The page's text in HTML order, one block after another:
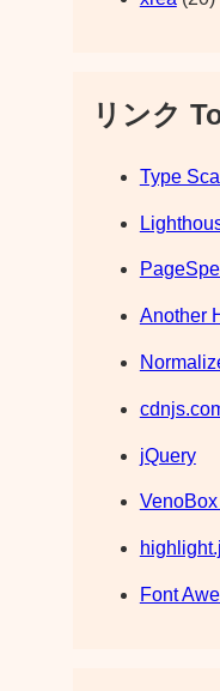
リンク
Type
Another
jQuery
Font